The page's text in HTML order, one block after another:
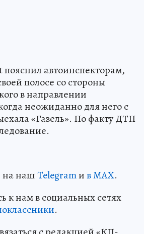
пояснил автоинспекторам,
полосе со стороны
в направлении
неожиданно для него с
«Газель». По факту ДТП
на нашTelegramив MAX.
к нам в социальных сетях
.